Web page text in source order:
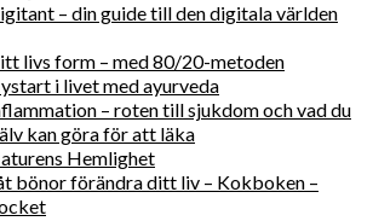
– din guide till den digitala världen
livs form – med 80/20-metoden
i livet med ayurveda
– roten till sjukdom och vad du
kan göra för att läka
Hemlighet
bönor förändra ditt liv – Kokboken –